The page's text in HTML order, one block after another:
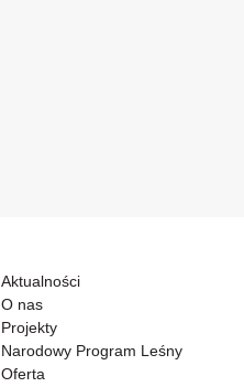
Aktualności
O nas
Projekty
Narodowy Program Leśny
Oferta